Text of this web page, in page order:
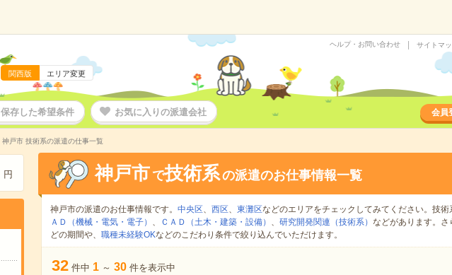
関西版 エリア変更
ヘルプ・お問い合わせ サイトマ
保存した希望条件 お気に入りの派遣会社 会員
神戸市 技術系の派遣の仕事一覧
円 神戸市 で技術系の派遣のお仕事情報一覧
神戸市の派遣のお仕事情報です。 中央区、 西区、 東灘区などのエリアをチェックしてみてください。技術
ＡＤ（機械・電気・電子） 、 ＣＡＤ（土木・建築・設備） 、 研究開発関連（技術系） などがあります。さ
どの期間や、 職種未経験OKなどのこだわり条件で絞り込んでいただけます。
32 件中 1 ～ 30 件を表示中